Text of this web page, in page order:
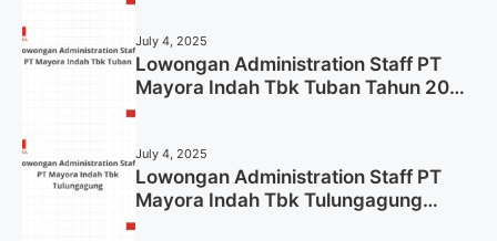
July 4, 2025
Lowongan Administration Staff PT
Mayora Indah Tbk Tuban Tahun 2025
July 4, 2025
Lowongan Administration Staff PT
Mayora Indah Tbk Tulungagung